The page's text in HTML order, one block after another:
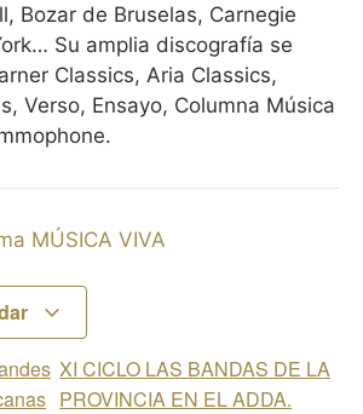
Bozar de Bruselas, Carnegie
Su amplia discografía se
Classics, Aria Classics,
Verso, Ensayo, Columna Música
MÚSICA VIVA
XI CICLO LAS BANDAS DE LA
PROVINCIA EN EL ADDA.